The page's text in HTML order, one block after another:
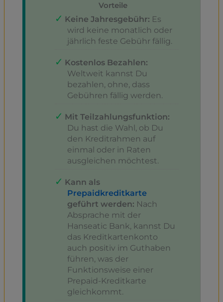
Vorteile
Keine Jahresgebühr: Es
wird keine monatlich oder
jährlich feste Gebühr fällig.
Kostenlos Bezahlen:
Weltweit kannst Du
bezahlen, ohne, dass
Gebühren fällig werden.
Mit Teilzahlungsfunktion:
Du hast die Wahl, ob Du
den Kreditrahmen auf
einmal oder in Raten
ausgleichen möchtest.
Kann als
Prepaidkreditkarte
geführt werden: Nach
Absprache mit der
Hanseatic Bank, kannst Du
das Kreditkartenkonto
auch positiv im Guthaben
führen, was der
Funktionsweise einer
Prepaid-Kreditkarte
gleichkommt.